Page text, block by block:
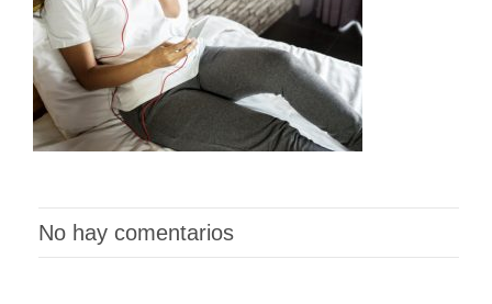
No hay comentarios